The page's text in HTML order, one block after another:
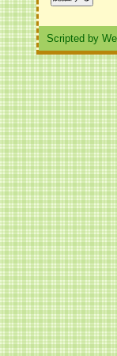
Scripted by